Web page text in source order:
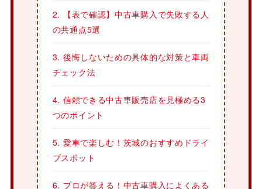
2. 【表で確認】中古車購入で失敗する人
の共通点5選
3. 後悔しないための具体的な対策と車両
チェック法
4. 信頼できる中古車販売店を見極める3
つのポイント
5. 愛車で楽しむ！茨城のおすすめドライ
ブスポット
6. プロが答える！中古車購入によくある